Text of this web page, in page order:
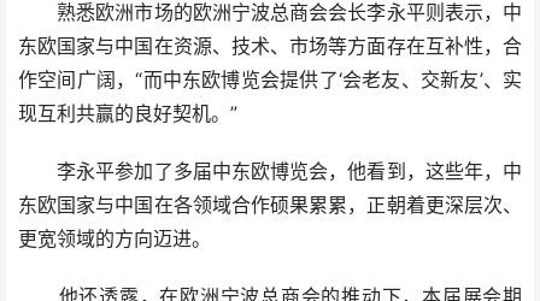
熟悉欧洲市场的欧洲宁波总商会会长李永平则表示，中
东欧国家与中国在资源、技术、市场等方面存在互补性，合
作空间广阔，“而中东欧博览会提供了‘会老友、交新友’、实
现互利共赢的良好契机。”
李永平参加了多届中东欧博览会，他看到，这些年，中
东欧国家与中国在各领域合作硕果累累，正朝着更深层次、
更宽领域的方向迈进。